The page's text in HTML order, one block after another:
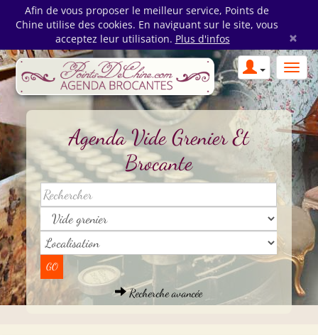
Afin de vous proposer le meilleur service, Points de
Chine utilise des cookies. En naviguant sur le site, vous
acceptez leur utilisation. Plus d'infos ×
Agenda Vide Grenier Et
Brocante
Recherche avancée